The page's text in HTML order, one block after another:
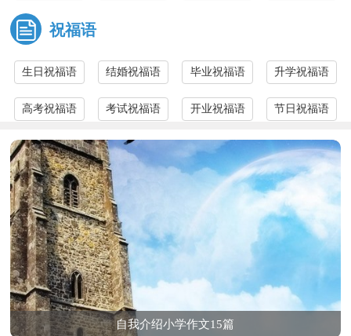
寄语祝福语
生日祝福语 结婚祝福语 毕业祝福语 升学祝福语
高考祝福语 考试祝福语 开业祝福语 节日祝福语
自我介绍小学作文15篇